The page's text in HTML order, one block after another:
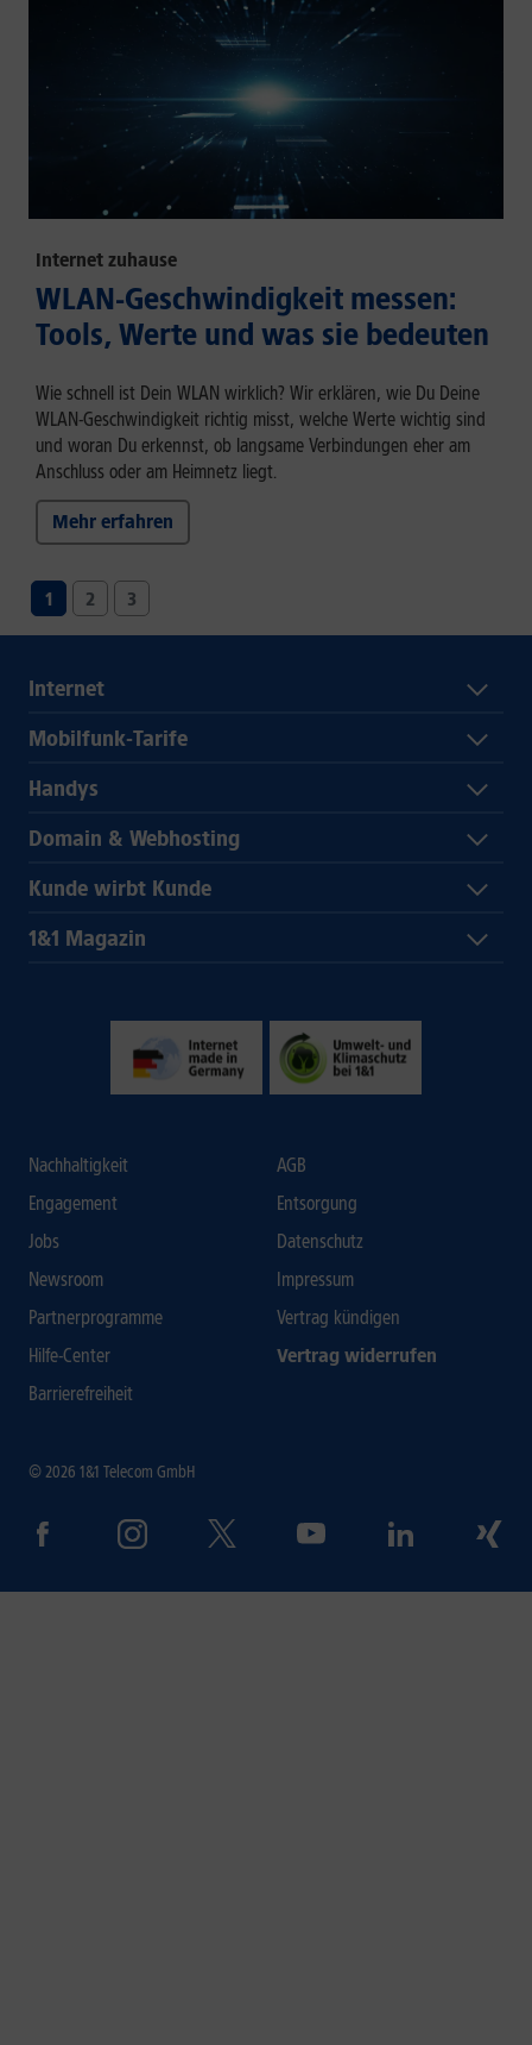
Internet zuhause
WLAN-Geschwindigkeit messen:
Tools, Werte und was sie bedeuten
Wie schnell ist Dein WLAN wirklich? Wir erklären, wie Du Deine
WLAN-Geschwindigkeit richtig misst, welche Werte wichtig sind
und woran Du erkennst, ob langsame Verbindungen eher am
Anschluss oder am Heimnetz liegt.
Mehr erfahren
1 2 3
Internet
Mobilfunk-Tarife
Handys
Domain & Webhosting
Kunde wirbt Kunde
1&1 Magazin
Nachhaltigkeit
Engagement
Jobs
Newsroom
Partnerprogramme
Hilfe-Center
Barrierefreiheit
AGB
Entsorgung
Datenschutz
Impressum
Vertrag kündigen
Vertrag widerrufen
© 2026 1&1 Telecom GmbH